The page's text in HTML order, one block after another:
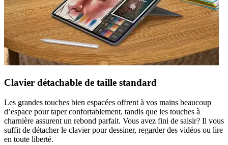
Clavier détachable de taille standard
Les grandes touches bien espacées offrent à vos mains beaucoup
d’espace pour taper confortablement, tandis que les touches à
charnière assurent un rebond parfait. Vous avez fini de saisir? Il vous
suffit de détacher le clavier pour dessiner, regarder des vidéos ou lire
en toute liberté.